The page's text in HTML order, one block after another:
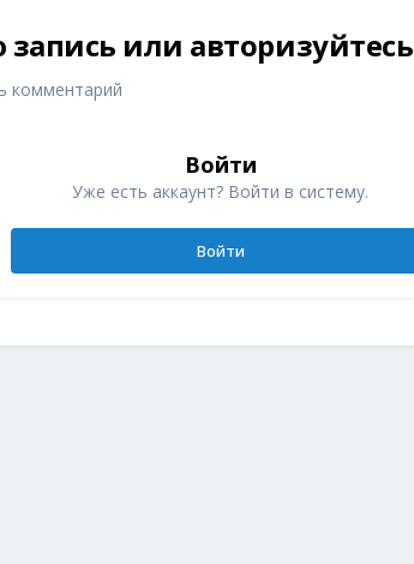
или авторизуйтесь
комментарий
Войти
Уже есть аккаунт? Войти в систему.
Войти